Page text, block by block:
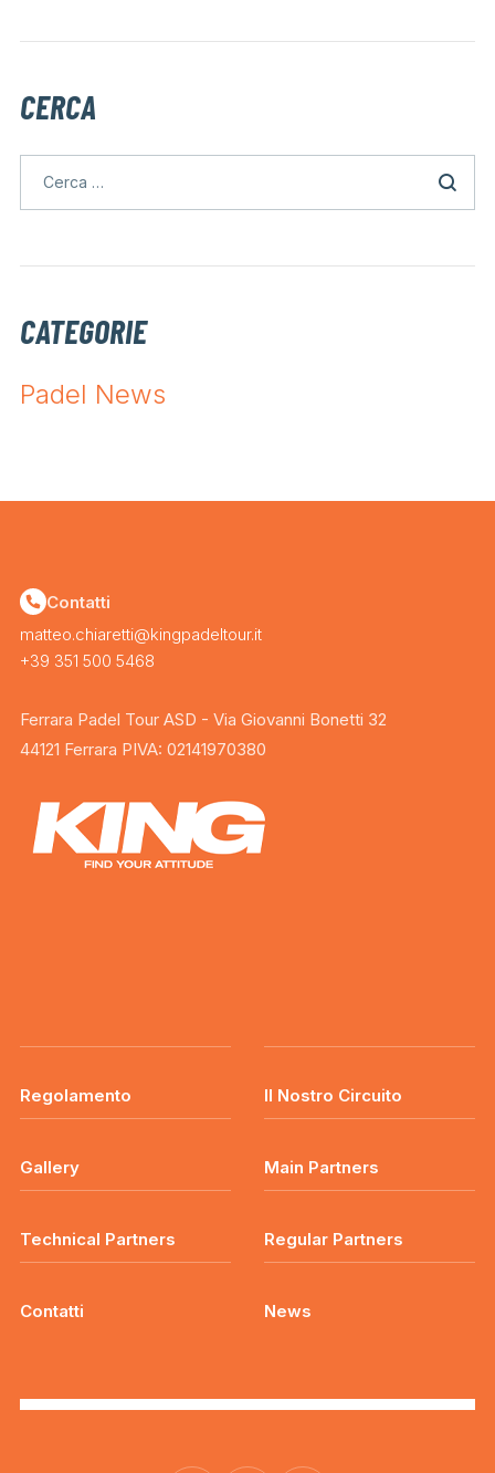
CERCA
CATEGORIE
Padel News
Contatti
matteo.chiaretti@kingpadeltour.it
+39 351 500 5468
Ferrara Padel Tour ASD - Via Giovanni Bonetti 32
44121 Ferrara PIVA: 02141970380
Regolamento Il Nostro Circuito
Gallery Main Partners
Technical Partners Regular Partners
Contatti News